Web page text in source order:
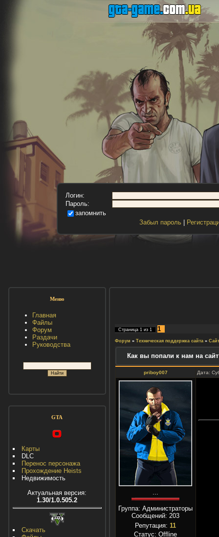
Логин:
Пароль:
запомнить
Забыл пароль|
Меню
Главная
Файлы
Форум
Раздачи
Руководства
GTA
Карты
DLC
Перенос персонажа
Прохождение Heists
Недвижимость
Актуальная версия:
1.30/1.0.505.2
Скачать
Страница 1из 1 1
Форум » Техническая поддержка сайта »
Как вы попали к нам на
priboy007 Дата:
...
Группа: Администраторы
Сообщений: 203
Репутация: 11
Статус: Offline